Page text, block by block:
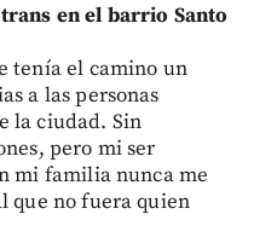
en el barrio Santo
tenía el camino un
a las personas
la ciudad. Sin
pero mi ser
mi familia nunca me
que no fuera quien